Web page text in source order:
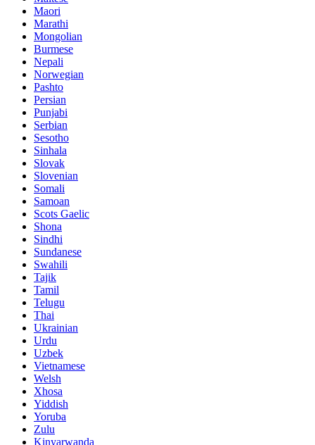
Maori
Marathi
Mongolian
Burmese
Nepali
Norwegian
Pashto
Persian
Punjabi
Serbian
Sesotho
Sinhala
Slovak
Slovenian
Somali
Samoan
Scots Gaelic
Shona
Sindhi
Sundanese
Swahili
Tajik
Tamil
Telugu
Thai
Ukrainian
Urdu
Uzbek
Vietnamese
Welsh
Xhosa
Yiddish
Yoruba
Zulu
Kinyarwanda